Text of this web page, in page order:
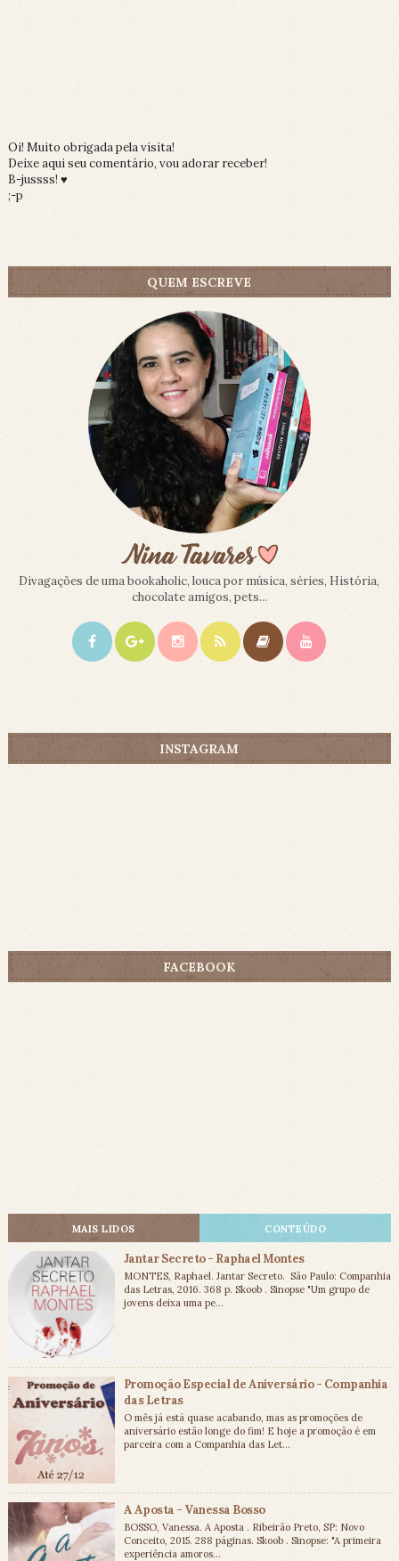
Oi! Muito obrigada pela visita!
Deixe aqui seu comentário, vou adorar receber!
B-jussss! ♥
;-p
QUEM ESCREVE
Divagações de uma bookaholic, louca por música, séries, História,
chocolate amigos, pets...
INSTAGRAM
FACEBOOK
MAIS LIDOS CONTEÚDO
Jantar Secreto - Raphael Montes
MONTES, Raphael. Jantar Secreto. São Paulo: Companhia
das Letras, 2016. 368 p. Skoob . Sinopse "Um grupo de
jovens deixa uma pe...
Promoção Especial de Aniversário - Companhia
das Letras
O mês já está quase acabando, mas as promoções de
aniversário estão longe do fim! E hoje a promoção é em
parceira com a Companhia das Let...
A Aposta - Vanessa Bosso
BOSSO, Vanessa. A Aposta . Ribeirão Preto, SP: Novo
Conceito, 2015. 288 páginas. Skoob . Sinopse: "A primeira
experiência amoros...